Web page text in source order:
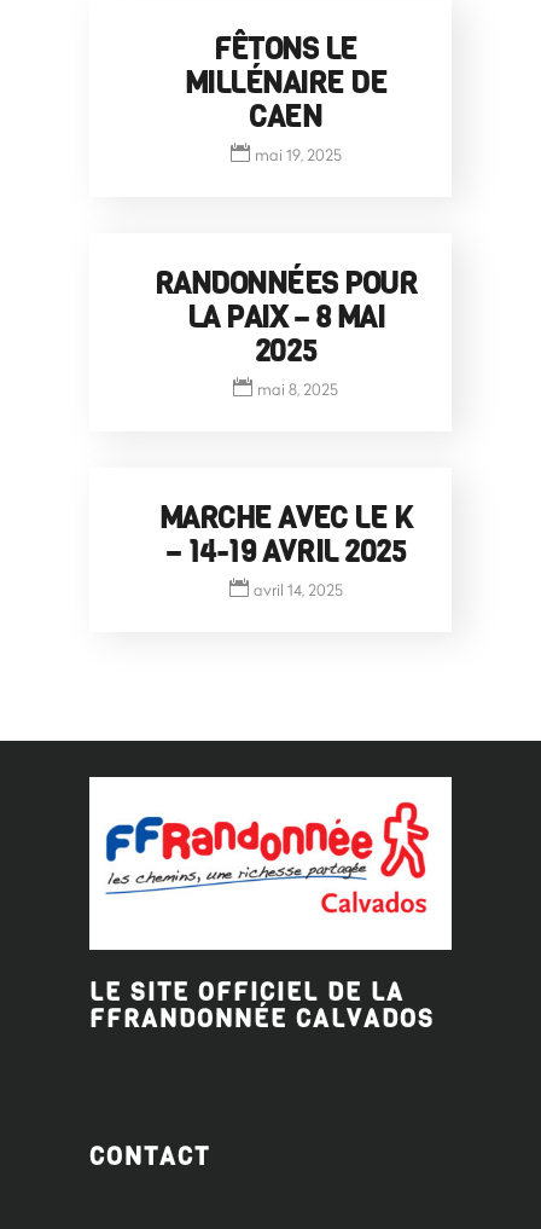
FÊTONS LE
MILLÉNAIRE DE
CAEN
mai 19, 2025
RANDONNÉES POUR
LA PAIX – 8 MAI
2025
mai 8, 2025
MARCHE AVEC LE K
– 14-19 AVRIL 2025
avril 14, 2025
LE SITE OFFICIEL DE LA
FFRANDONNÉE CALVADOS
CONTACT